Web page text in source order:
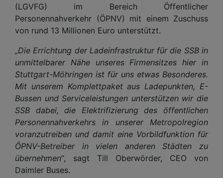
(LGVFG) im Bereich Öffentlicher
Personennahverkehr (ÖPNV) mit einem Zuschuss
von rund 13 Millionen Euro unterstützt.
„Die Errichtung der Ladeinfrastruktur für die SSB in
unmittelbarer Nähe unseres Firmensitzes hier in
Stuttgart-Möhringen ist für uns etwas Besonderes.
Mit unserem Komplettpaket aus Ladepunkten, E-
Bussen und Serviceleistungen unterstützen wir die
SSB dabei, die Elektrifizierung des öffentlichen
Personennahverkehrs in unserer Metropolregion
voranzutreiben und damit eine Vorbildfunktion für
ÖPNV-Betreiber in vielen anderen Städten zu
übernehmen“, sagt Till Oberwörder, CEO von
Daimler Buses.